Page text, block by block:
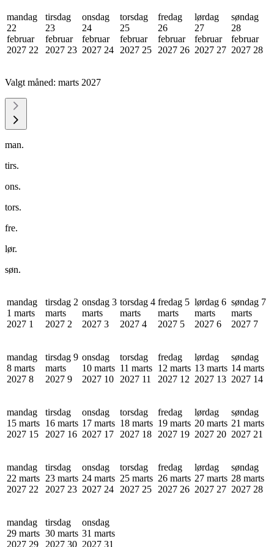
mandag
22
februar
2027 22
tirsdag
23
februar
2027 23
onsdag
24
februar
2027 24
torsdag
25
februar
2027 25
fredag
26
februar
2027 26
lørdag
27
februar
2027 27
søndag
28
februar
2027 28
Valgt måned: marts 2027
man.
tirs.
ons.
tors.
fre.
lør.
søn.
mandag
1 marts
2027 1
tirsdag 2
marts
2027 2
onsdag 3
marts
2027 3
torsdag 4
marts
2027 4
fredag 5
marts
2027 5
lørdag 6
marts
2027 6
søndag 7
marts
2027 7
mandag
8 marts
2027 8
tirsdag 9
marts
2027 9
onsdag
10 marts
2027 10
torsdag
11 marts
2027 11
fredag
12 marts
2027 12
lørdag
13 marts
2027 13
søndag
14 marts
2027 14
mandag
15 marts
2027 15
tirsdag
16 marts
2027 16
onsdag
17 marts
2027 17
torsdag
18 marts
2027 18
fredag
19 marts
2027 19
lørdag
20 marts
2027 20
søndag
21 marts
2027 21
mandag
22 marts
2027 22
tirsdag
23 marts
2027 23
onsdag
24 marts
2027 24
torsdag
25 marts
2027 25
fredag
26 marts
2027 26
lørdag
27 marts
2027 27
søndag
28 marts
2027 28
mandag
29 marts
2027 29
tirsdag
30 marts
2027 30
onsdag
31 marts
2027 31